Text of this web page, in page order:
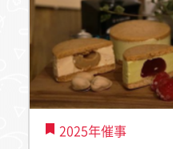
2025年催事